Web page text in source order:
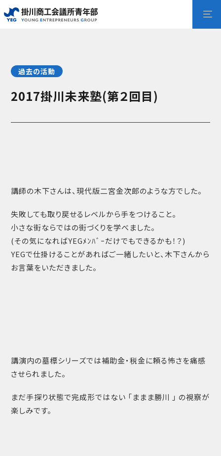
過去の活動
2017掛川未来塾(第２回目)
講師の木下さんは、現代版二宮金次郎のような方でした。
失敗しても取り戻せるレベルから手をつけること。
小さな街ならではの街づくりを学べました。
(その気になればYEGﾒﾝﾊﾞｰだけでもできるかも！？)
YEGで仕掛けることがあればご一緒したいと、木下さんから
お言葉をいただきました。
講演内の墓標シリーズでは補助金・税金に頼る怖さを痛感
させられました。
まだ手探り状態で完成形ではない 「ままま勝川 」 の視察が
楽しみです。